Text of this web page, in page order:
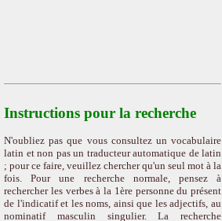
Instructions pour la recherche
N'oubliez pas que vous consultez un vocabulaire
latin et non pas un traducteur automatique de latin
; pour ce faire, veuillez chercher qu'un seul mot à la
fois. Pour une recherche normale, pensez à
rechercher les verbes à la 1ère personne du présent
de l'indicatif et les noms, ainsi que les adjectifs, au
nominatif masculin singulier. La recherche